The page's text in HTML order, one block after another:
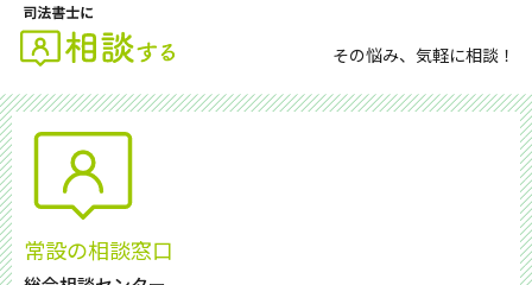
その悩み、気軽に相談！
常設の相談窓口
ホーム